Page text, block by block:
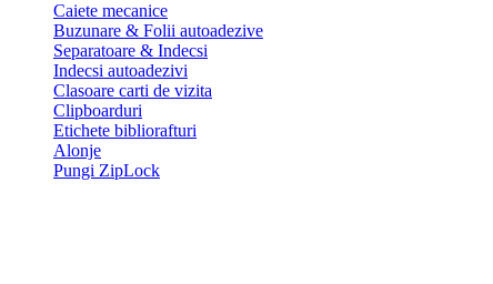
Caiete mecanice
Buzunare & Folii autoadezive
Separatoare & Indecsi
Indecsi autoadezivi
Clasoare carti de vizita
Clipboarduri
Etichete bibliorafturi
Alonje
Pungi ZipLock